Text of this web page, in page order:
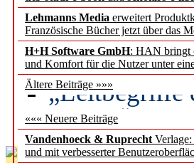
Lehmanns Media erweitert
Französische Bücher jetzt über das
H+H Software GmbH: HAN bringt
und Komfort für die Nutzer unter
Ältere Beiträge »»»
««« Neuere Beiträge
Vandenhoeck & Ruprecht
und mit verbesserter
Künstliche
besser zu
„Leitbegriffe
des BIÖG